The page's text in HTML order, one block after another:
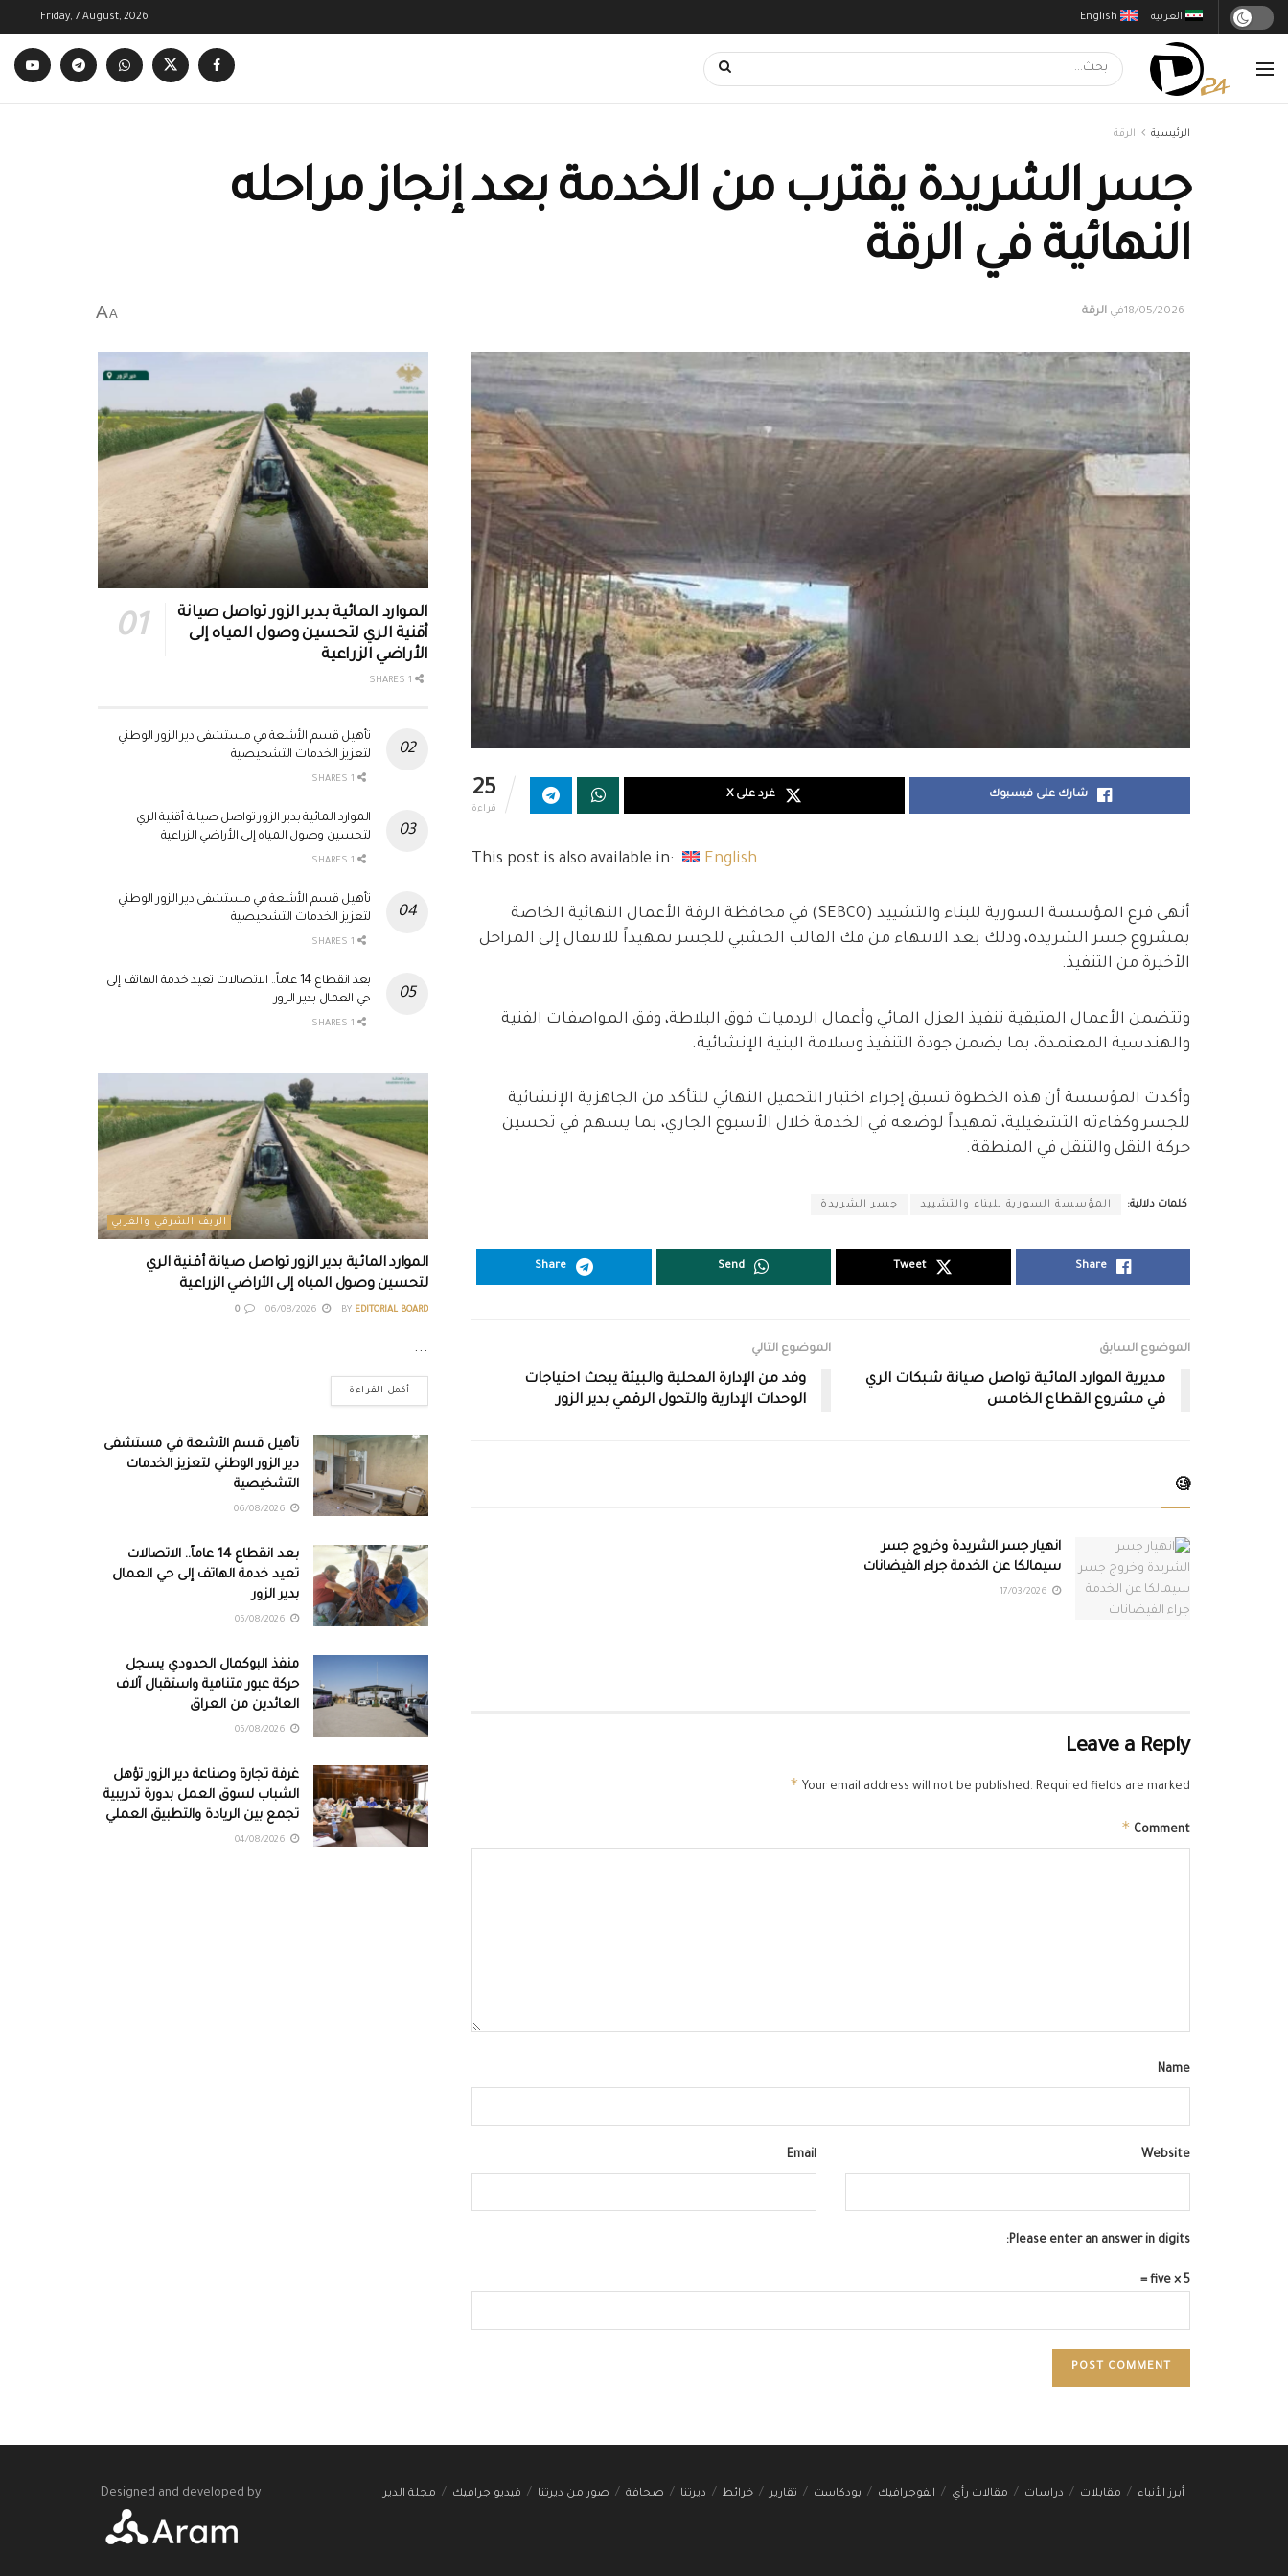
English العربية Friday, 7 August, 2026
الرئيسية الرقة
جسر الشريدة يقترب من الخدمة بعد إنجاز مراحله
النهائية في الرقة
18/05/2026 في الرقة A
A
25
قراءة
شارك على فيسبوك غرد على X
This post is also available in: English
أنهى فرع المؤسسة السورية للبناء والتشييد (SEBCO) في محافظة الرقة الأعمال النهائية الخاصة
بمشروع جسر الشريدة، وذلك بعد الانتهاء من فك القالب الخشبي للجسر تمهيداً للانتقال إلى المراحل
الأخيرة من التنفيذ.
وتتضمن الأعمال المتبقية تنفيذ العزل المائي وأعمال الردميات فوق البلاطة، وفق المواصفات الفنية
والهندسية المعتمدة، بما يضمن جودة التنفيذ وسلامة البنية الإنشائية.
وأكدت المؤسسة أن هذه الخطوة تسبق إجراء اختبار التحميل النهائي للتأكد من الجاهزية الإنشائية
للجسر وكفاءته التشغيلية، تمهيداً لوضعه في الخدمة خلال الأسبوع الجاري، بما يسهم في تحسين
حركة النقل والتنقل في المنطقة.
كلمات دلالية: المؤسسة السورية للبناء والتشييد جسر الشريدة
Share
Tweet
Send
Share
الموضوع السابق
مديرية الموارد المائية تواصل صيانة شبكات الري
في مشروع القطاع الخامس
الموضوع التالي
وفد من الإدارة المحلية والبيئة يبحث احتياجات
الوحدات الإدارية والتحول الرقمي بدير الزور
🧐
انهيار جسر الشريدة وخروج جسر
سيمالكا عن الخدمة جراء الفيضانات
Leave a Reply
Your email address will not be published. Required fields are marked
*
Comment
*
Name
Email Website
Please enter an answer in digits:
five × 5 =
الموارد المائية بدير الزور تواصل صيانة
أقنية الري لتحسين وصول المياه إلى
الأراضي الزراعية
تأهيل قسم الأشعة في مستشفى دير الزور الوطني
لتعزيز الخدمات التشخيصية
الموارد المائية بدير الزور تواصل صيانة أقنية الري
لتحسين وصول المياه إلى الأراضي الزراعية
تأهيل قسم الأشعة في مستشفى دير الزور الوطني
لتعزيز الخدمات التشخيصية
بعد انقطاع 14 عاماً.. الاتصالات تعيد خدمة الهاتف إلى
حي العمال بدير الزور
الريف الشرقي والغربي
الموارد المائية بدير الزور تواصل صيانة أقنية الري
لتحسين وصول المياه إلى الأراضي الزراعية
BY EDITORIAL BOARD
0
...
أكمل القراءة
تأهيل قسم الأشعة في مستشفى
دير الزور الوطني لتعزيز الخدمات
التشخيصية
بعد انقطاع 14 عاماً.. الاتصالات
تعيد خدمة الهاتف إلى حي العمال
بدير الزور
منفذ البوكمال الحدودي يسجل
حركة عبور متنامية واستقبال آلاف
العائدين من العراق
غرفة تجارة وصناعة دير الزور تؤهل
الشباب لسوق العمل بدورة تدريبية
تجمع بين الريادة والتطبيق العملي
أبرز الأنباء مقابلات دراسات مقالات رأي انفوجرافيك بودكاست تقارير خرائط ديرتنا صحافة صور من ديرتنا فيديو جرافيك مجلة الدير Designed and developed by